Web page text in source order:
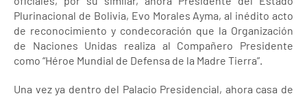
Plurinacional de Bolivia, Evo Morales Ayma, al inédito acto
de reconocimiento y condecoración que la Organización
de Naciones Unidas realiza al Compañero Presidente
como “Héroe Mundial de Defensa de la Madre Tierra”.
Una vez ya dentro del Palacio Presidencial, ahora casa de